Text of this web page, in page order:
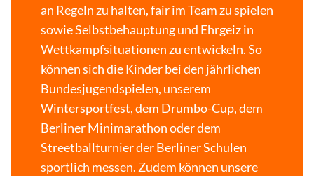
an Regeln zu halten, fair im Team zu spielen
sowie Selbstbehauptung und Ehrgeiz in
Wettkampfsituationen zu entwickeln. So
können sich die Kinder bei den jährlichen
Bundesjugendspielen, unserem
Wintersportfest, dem Drumbo-Cup, dem
Berliner Minimarathon oder dem
Streetballturnier der Berliner Schulen
sportlich messen. Zudem können unsere